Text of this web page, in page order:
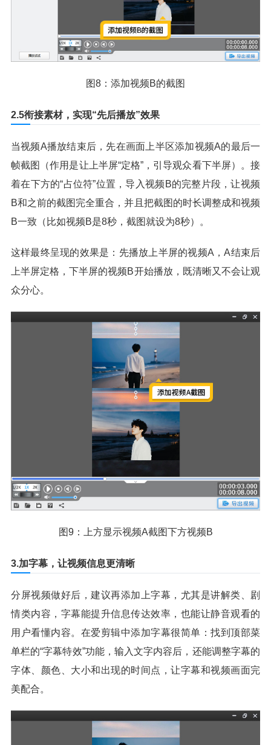
图8：添加视频B的截图
2.5衔接素材，实现“先后播放”效果
当视频A播放结束后，先在画面上半区添加视频A的最后一
帧截图（作用是让上半屏“定格”，引导观众看下半屏）。接
着在下方的“占位符”位置，导入视频B的完整片段，让视频
B和之前的截图完全重合，并且把截图的时长调整成和视频
B一致（比如视频B是8秒，截图就设为8秒）。
这样最终呈现的效果是：先播放上半屏的视频A，A结束后
上半屏定格，下半屏的视频B开始播放，既清晰又不会让观
众分心。
图9：上方显示视频A截图下方视频B
3.加字幕，让视频信息更清晰
分屏视频做好后，建议再添加上字幕，尤其是讲解类、剧
情类内容，字幕能提升信息传达效率，也能让静音观看的
用户看懂内容。在爱剪辑中添加字幕很简单：找到顶部菜
单栏的“字幕特效”功能，输入文字内容后，还能调整字幕的
字体、颜色、大小和出现的时间点，让字幕和视频画面完
美配合。